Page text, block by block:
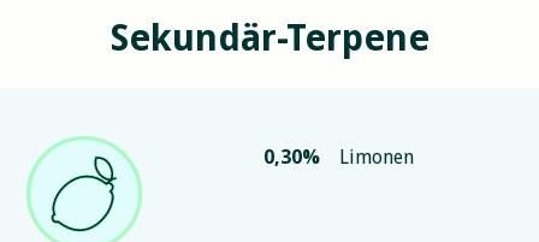
Sekundär-Terpene
0,30% Limonen